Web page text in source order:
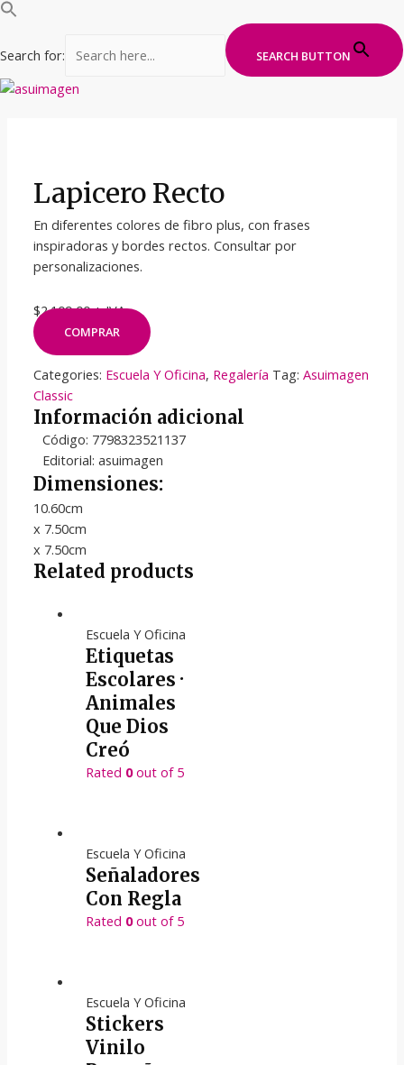
Search for: SEARCH BUTTON
Ir
Lapicero Recto
En diferentes colores de fibro plus, con frases
inspiradoras y bordes rectos. Consultar por
personalizaciones.
$2.109,00 + IVA
COMPRAR
Categories: Escuela Y Oficina, Regalería Tag:Asuimagen
Classic
Información adicional
Código: 7798323521137
Editorial: asuimagen
Dimensiones:
10.60cm
x 7.50cm
x 7.50cm
Related products
Escuela Y Oficina
Etiquetas
Escolares ·
Animales
Que Dios
Creó
Rated 0out of 5
Escuela Y Oficina
Señaladores
Con Regla
Rated 0out of 5
Escuela Y Oficina
Stickers
Vinilo